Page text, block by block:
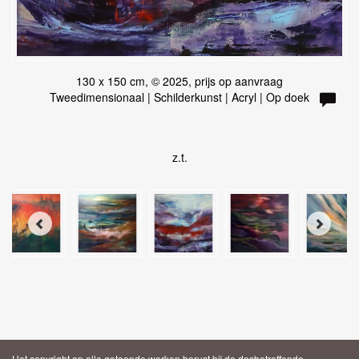
130 x 150 cm, © 2025, prijs op aanvraag
Tweedimensionaal | Schilderkunst | Acryl | Op doek
z.t.